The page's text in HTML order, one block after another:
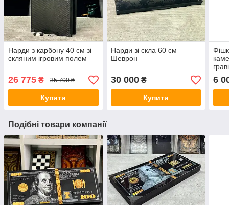
Нарди з карбону 40 см зі
скляним ігровим полем
26 775 ₴ 35 700 ₴
Купити
Нарди зі скла 60 см
Шеврон
30 000₴
Купити
6
Подібні товари компанії